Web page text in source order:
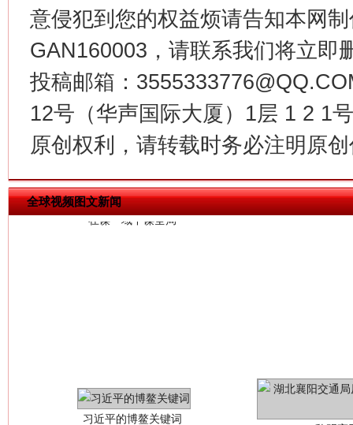
意侵犯到您的权益烦请告知本网
GAN160003，请联系我们将立即
投稿邮箱：
12号（华声国际大厦）1层 1 2 1
原创权利，请转载时务必注明原
全球视频图文新闻
今